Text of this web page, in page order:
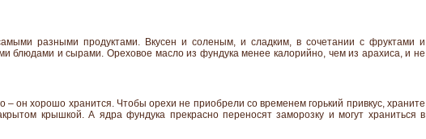
разными продуктами. Вкусен и соленым, и сладким, в сочетании с фруктами и
блюдами и сырами. Ореховое масло из фундука менее калорийно, чем из арахиса, и не
– он хорошо хранится. Чтобы орехи не приобрели со временем горький привкус, храните
крышкой. А ядра фундука прекрасно переносят заморозку и могут храниться в